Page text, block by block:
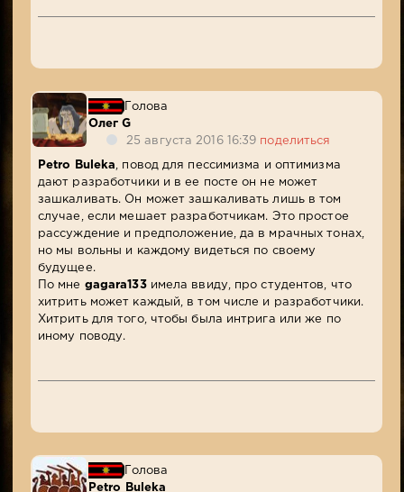
Голова
Олег G
25 августа 2016 16:39 поделиться
Petro Buleka
, повод для пессимизма и оптимизма
дают разработчики и в ее посте он не может
зашкаливать. Он может зашкаливать лишь в том
случае, если мешает разработчикам. Это простое
рассуждение и предположение, да в мрачных тонах,
но мы вольны и каждому видеться по своему
будущее.
По мне gagara133имела ввиду, про студентов, что
хитрить может каждый, в том числе и разработчики.
Хитрить для того, чтобы была интрига или же по
иному поводу.
Голова
Petro Buleka